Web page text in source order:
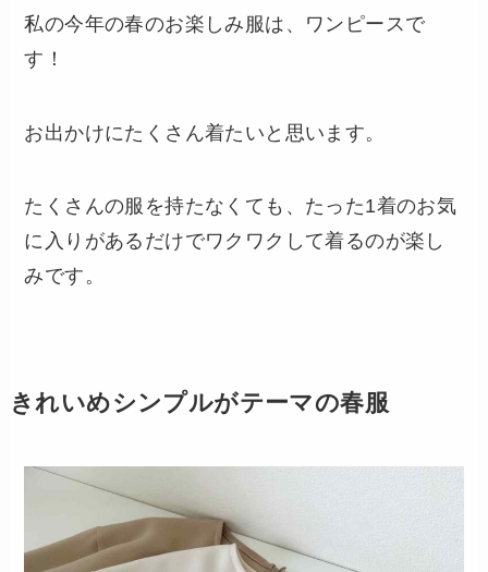
私の今年の春のお楽しみ服は、ワンピースで
す！
お出かけにたくさん着たいと思います。
たくさんの服を持たなくても、たった1着のお気
に入りがあるだけでワクワクして着るのが楽し
みです。
きれいめシンプルがテーマの春服